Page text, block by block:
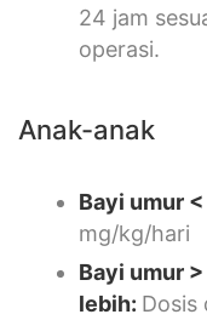
24 jam
operasi.
Anak-anak
Bayi umur
mg/kg/hari
Bayi umur
lebih: Dosis